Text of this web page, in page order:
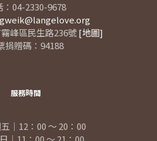
：04-2330-9678
峰區民生路236號[地圖]
捐贈碼：94188
服務時間
｜12：00 ～ 20：00